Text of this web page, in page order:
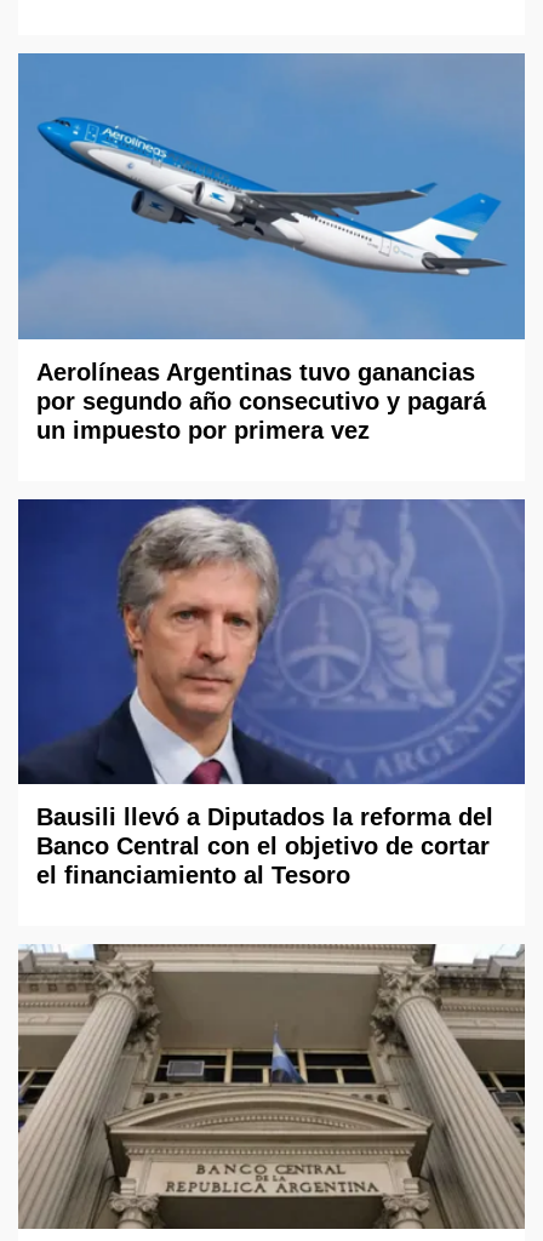
Aerolíneas Argentinas tuvo ganancias
por segundo año consecutivo y pagará
un impuesto por primera vez
Bausili llevó a Diputados la reforma del
Banco Central con el objetivo de cortar
el financiamiento al Tesoro